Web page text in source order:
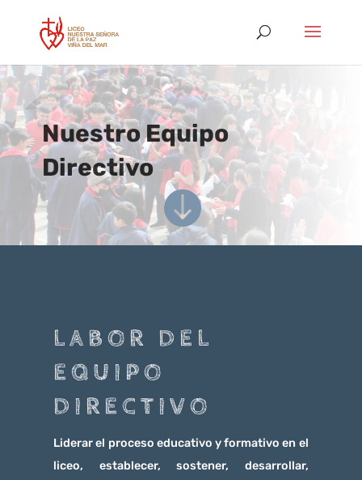
Nuestro Equipo
Directivo

LABOR DEL
EQUIPO
DIRECTIVO
Liderar el proceso educativo y formativo en el
liceo, establecer, sostener, desarrollar,